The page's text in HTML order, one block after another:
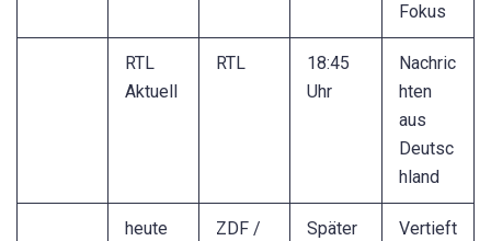
Fokus
RTL
Aktuell
RTL
18:45
Uhr
Nachric
hten
aus
Deutsc
hland
heute
ZDF /
Später
Vertieft